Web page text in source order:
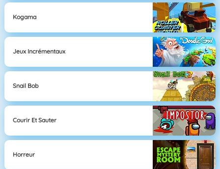
Kogama
Jeux Incrémentaux
Snail Bob
Courir Et Sauter
Horreur